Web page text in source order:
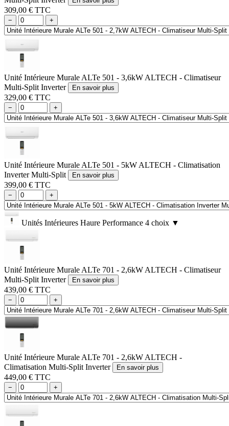
309,00 € TTC
− +
Unité Intérieure Murale ALTe 501 - 3,6kW ALTECH - Climatiseur
Multi-Split Inverter
En savoir plus
329,00 € TTC
− +
Unité Intérieure Murale ALTe 501 - 5kW ALTECH - Climatisation
Inverter Multi-Split
En savoir plus
399,00 € TTC
− +
Unités Intérieures Haure Performance 4 choix ▼
Unité Intérieure Murale ALTe 701 - 2,6kW ALTECH - Climatiseur
Multi-Split Inverter
En savoir plus
439,00 € TTC
− +
Unité Intérieure Murale ALTe 701 - 2,6kW ALTECH -
Climatisation Multi-Split Inverter
En savoir plus
449,00 € TTC
− +